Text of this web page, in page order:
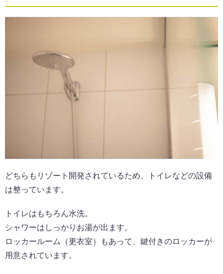
どちらもリゾート開発されているため、トイレなどの設備
は整っています。
トイレはもちろん水洗。
シャワーはしっかりお湯が出ます。
ロッカールーム（更衣室）もあって、鍵付きのロッカーが
用意されています。